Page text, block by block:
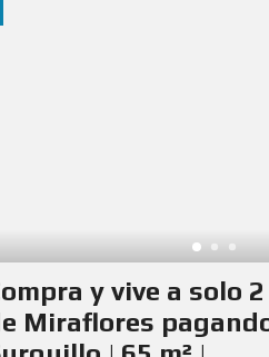
y vive a solo
Miraflores